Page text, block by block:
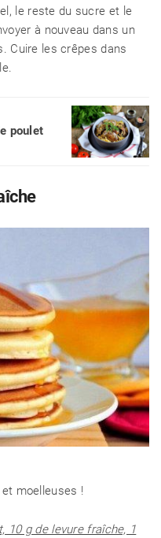
le reste du sucre et le
à nouveau dans un
Cuire les crêpes dans
poulet
moelleuses !
10 g de levure fraîche, 1